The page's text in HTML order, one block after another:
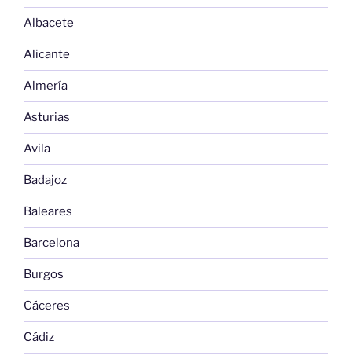
Albacete
Alicante
Almería
Asturias
Avila
Badajoz
Baleares
Barcelona
Burgos
Cáceres
Cádiz